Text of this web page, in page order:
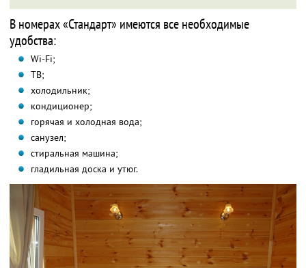
В номерах «Стандарт» имеются все необходимые
удобства:
Wi-Fi;
ТВ;
холодильник;
кондиционер;
горячая и холодная вода;
санузел;
стиральная машина;
гладильная доска и утюг.